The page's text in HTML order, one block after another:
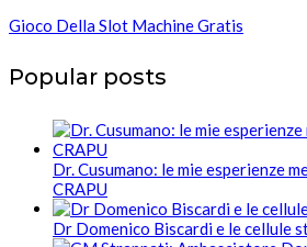
Gioco Della Slot Machine Gratis
Popular posts
Dr. Cusumano: le mie esperienze
CRAPU
Dr Domenico Biscardi e le cellule